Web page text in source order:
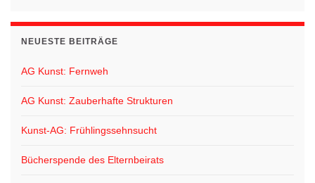
NEUESTE BEITRÄGE
AG Kunst: Fernweh
AG Kunst: Zauberhafte Strukturen
Kunst-AG: Frühlingssehnsucht
Bücherspende des Elternbeirats